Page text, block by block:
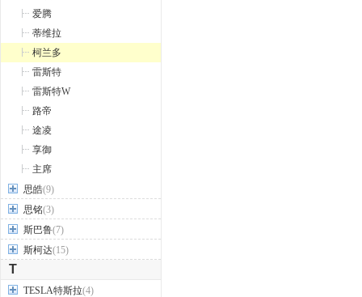
爱腾
蒂维拉
柯兰多
雷斯特
雷斯特W
路帝
途凌
享御
主席
思皓(9)
思铭(3)
斯巴鲁(7)
斯柯达(15)
T
TESLA特斯拉(4)